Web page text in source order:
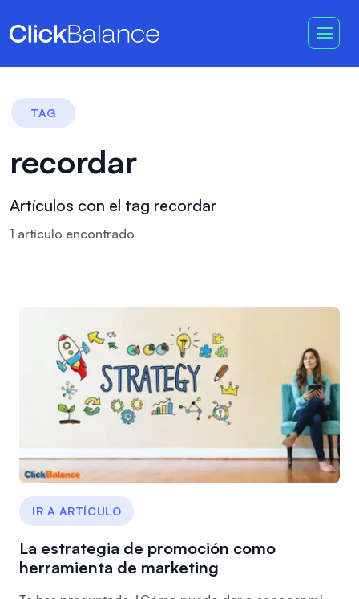
TAG
recordar
Artículos con el tag recordar
1 artículo encontrado
IR A ARTÍCULO
La estrategia de promoción como
herramienta de marketing